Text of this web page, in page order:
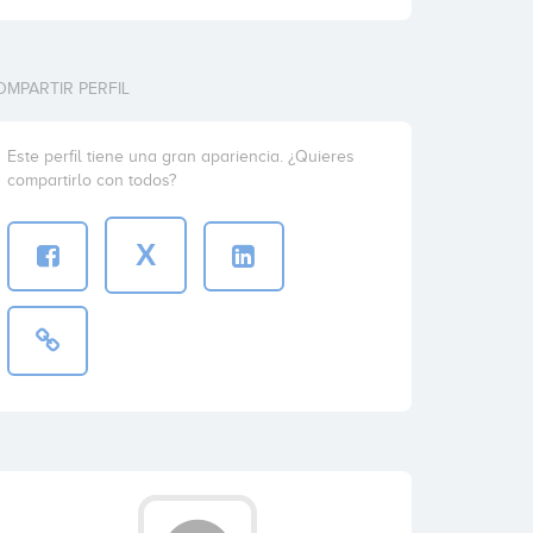
PERFIL
Este perfil tiene una gran apariencia. ¿Quieres
compartirlo con todos?
X